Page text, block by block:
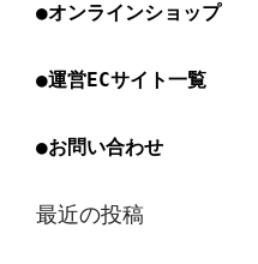
●オンラインショップ
●運営ECサイト一覧
●お問い合わせ
最近の投稿